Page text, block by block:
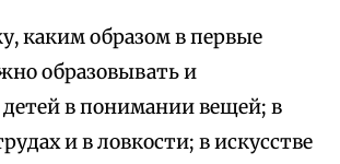
каким образом в первые
образовывать и
в понимании вещей; в
и в ловкости; в искусстве